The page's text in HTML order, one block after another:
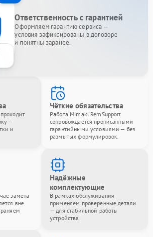
Ответственность с гарантией
Оформляем гарантию сервиса —
условия зафиксированы в договоре
и понятны заранее.
—
и
Чёткие обязательства
Работа Mimaki RemSupport
сопровождается прописанными
гарантийными условиями — без
размытых формулировок.
замена
вне
Надёжные
комплектующие
В рамках обслуживания
применяем проверенные детали
— для стабильной работы
устройства.